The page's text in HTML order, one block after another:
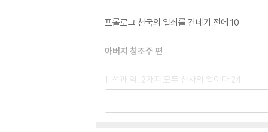
프롤로그 천국의 열쇠를 건네기 전에 10
아버지 창조주 편
1. 선과 악, 2가지 모두 천사의 일이다 24
2. 우주와 천사들은 너희의 주문을 열심히 만들